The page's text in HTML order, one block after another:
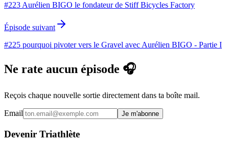
#223 Aurélien BIGO le fondateur de Stiff Bicycles Factory
Épisode suivant
#225 pourquoi pivoter vers le Gravel avec Aurélien BIGO - Partie I
Ne rate aucun épisode 🎧
Reçois chaque nouvelle sortie directement dans ta boîte mail.
Email Je m'abonne
Devenir Triathlète